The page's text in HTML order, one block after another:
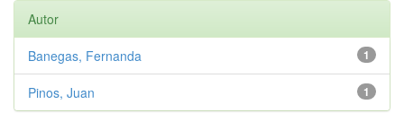
Autor
1
Banegas, Fernanda
1
Pinos, Juan